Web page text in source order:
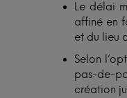
Le délai
affiné en
et du lieu
Selon
pas-de-
création